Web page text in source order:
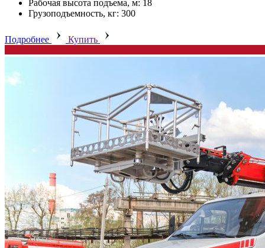
Рабочая высота подъема, м: 18
Грузоподъемность, кг: 300
Подробнее Купить